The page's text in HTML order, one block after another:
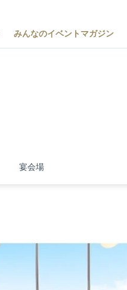
みんなのイベントマガジン
宴会場